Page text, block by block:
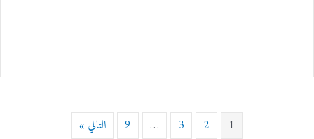
1
2
3
…
9 التالي »